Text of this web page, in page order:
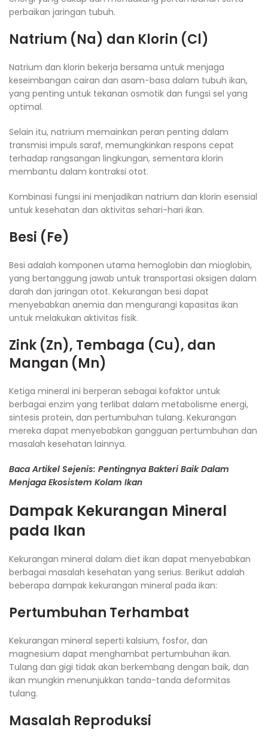
perbaikan jaringan tubuh.
Natrium (Na) dan Klorin (Cl)
Natrium dan klorin bekerja bersama untuk menjaga
keseimbangan cairan dan asam-basa dalam tubuh ikan,
yang penting untuk tekanan osmotik dan fungsi sel yang
optimal.
Selain itu, natrium memainkan peran penting dalam
transmisi impuls saraf, memungkinkan respons cepat
terhadap rangsangan lingkungan, sementara klorin
membantu dalam kontraksi otot.
Kombinasi fungsi ini menjadikan natrium dan klorin esensial
untuk kesehatan dan aktivitas sehari-hari ikan.
Besi (Fe)
Besi adalah komponen utama hemoglobin dan mioglobin,
yang bertanggung jawab untuk transportasi oksigen dalam
darah dan jaringan otot. Kekurangan besi dapat
menyebabkan anemia dan mengurangi kapasitas ikan
untuk melakukan aktivitas fisik.
Zink (Zn), Tembaga (Cu), dan
Mangan (Mn)
Ketiga mineral ini berperan sebagai kofaktor untuk
berbagai enzim yang terlibat dalam metabolisme energi,
sintesis protein, dan pertumbuhan tulang. Kekurangan
mereka dapat menyebabkan gangguan pertumbuhan dan
masalah kesehatan lainnya.
Baca Artikel Sejenis: Pentingnya Bakteri Baik Dalam
Menjaga Ekosistem Kolam Ikan
Dampak Kekurangan Mineral
pada Ikan
Kekurangan mineral dalam diet ikan dapat menyebabkan
berbagai masalah kesehatan yang serius. Berikut adalah
beberapa dampak kekurangan mineral pada ikan:
Pertumbuhan Terhambat
Kekurangan mineral seperti kalsium, fosfor, dan
magnesium dapat menghambat pertumbuhan ikan.
Tulang dan gigi tidak akan berkembang dengan baik, dan
ikan mungkin menunjukkan tanda-tanda deformitas
tulang.
Masalah Reproduksi